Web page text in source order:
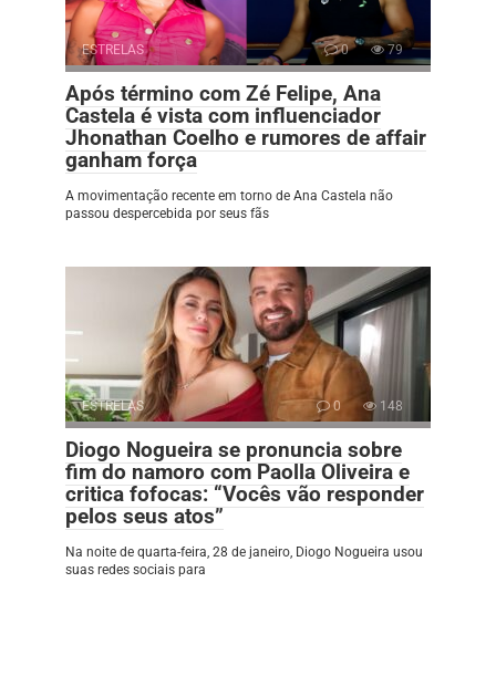
ESTRELAS 0 79
Após término com Zé Felipe, Ana
Castela é vista com influenciador
Jhonathan Coelho e rumores de affair
ganham força
A movimentação recente em torno de Ana Castela não
passou despercebida por seus fãs
ESTRELAS 0 148
Diogo Nogueira se pronuncia sobre
fim do namoro com Paolla Oliveira e
critica fofocas: “Vocês vão responder
pelos seus atos”
Na noite de quarta-feira, 28 de janeiro, Diogo Nogueira usou
suas redes sociais para